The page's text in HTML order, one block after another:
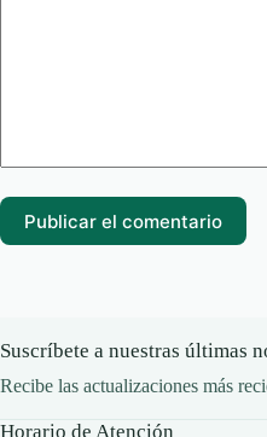
Publicar el comentario
Suscríbete a nuestras últimas
Recibe las actualizaciones más
Horario de Atención